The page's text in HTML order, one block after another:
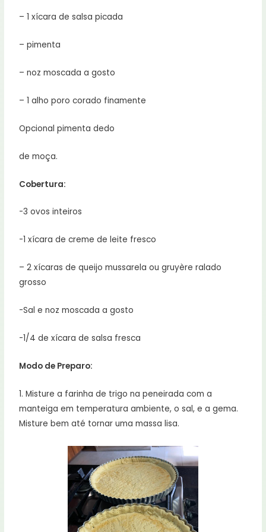
– 1 xícara de salsa picada
– pimenta
– noz moscada a gosto
– 1 alho poro corado finamente
Opcional pimenta dedo
de moça.
Cobertura:
-3 ovos inteiros
-1 xícara de creme de leite fresco
– 2 xícaras de queijo mussarela ou gruyère ralado
grosso
-Sal e noz moscada a gosto
-1/4 de xícara de salsa fresca
Modo de Preparo:
1. Misture a farinha de trigo na peneirada com a
manteiga em temperatura ambiente, o sal, e a gema.
Misture bem até tornar uma massa lisa.